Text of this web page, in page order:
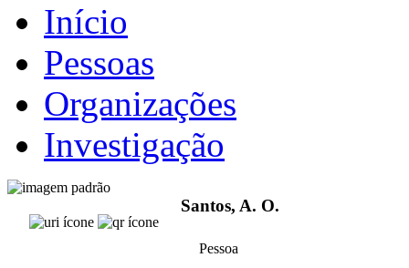
Início
Pessoas
Organizações
Investigação
Santos, A. O.
Pessoa